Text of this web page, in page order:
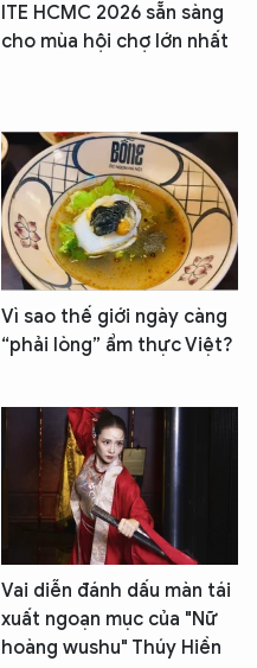
ITE HCMC 2026 sẵn sàng
cho mùa hội chợ lớn nhất
Vì sao thế giới ngày càng
“phải lòng” ẩm thực Việt?
Vai diễn đánh dấu màn tái
xuất ngoạn mục của "Nữ
hoàng wushu" Thúy Hiền